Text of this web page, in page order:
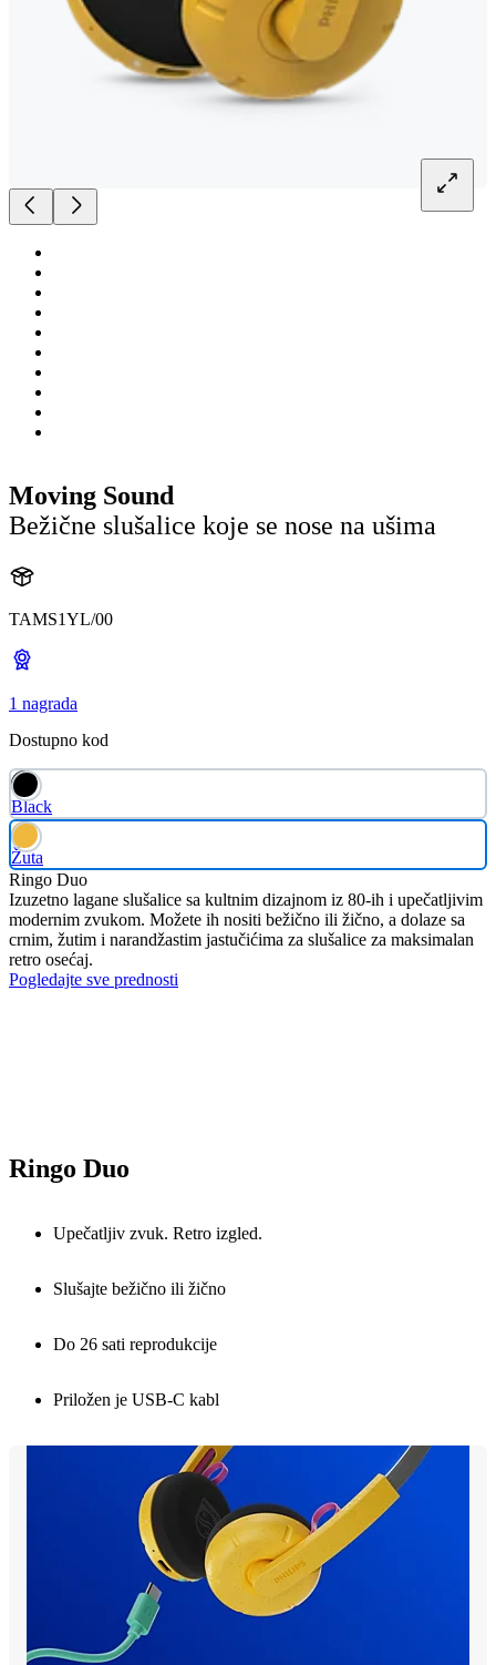
Moving Sound
Bežične slušalice koje se nose na ušima
TAMS1YL/00
1 nagrada
Dostupno kod
Black
Žuta
Ringo Duo
Izuzetno lagane slušalice sa kultnim dizajnom iz 80-ih i upečatljivim
modernim zvukom. Možete ih nositi bežično ili žično, a dolaze sa
crnim, žutim i narandžastim jastučićima za slušalice za maksimalan
retro osećaj.
Pogledajte sve prednosti
Ringo Duo
Upečatljiv zvuk. Retro izgled.
Slušajte bežično ili žično
Do 26 sati reprodukcije
Priložen je USB-C kabl